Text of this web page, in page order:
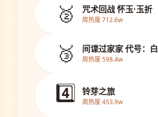
🥈 咒术回战 怀玉·玉折
周热度 712.6w
🥉 间谍过家家 代号：白
周热度 598.4w
4️⃣ 铃芽之旅
周热度 453.9w